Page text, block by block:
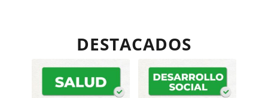
DESTACADOS